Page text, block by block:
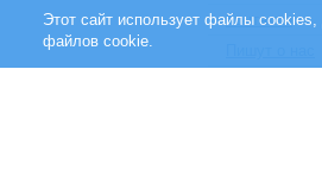
Контакты
Этот сайт использует файлы
файлов cookie.